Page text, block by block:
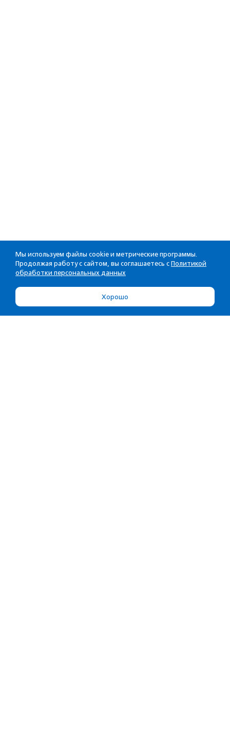
Мы используем файлы cookie и метрические программы.
Продолжая работу с сайтом, вы соглашаетесь с Политикой
обработки персональных данных
Хорошо